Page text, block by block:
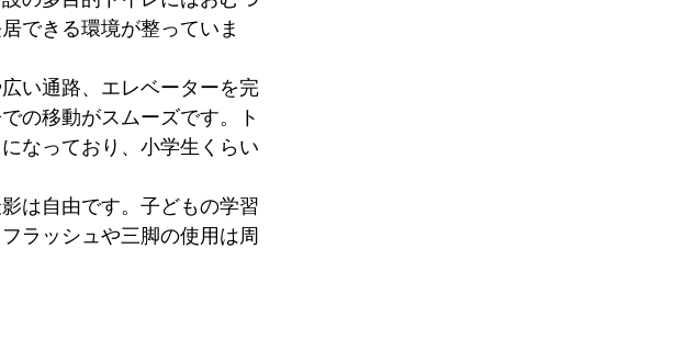
できる環境が整っていま
い通路、エレベーターを完
の移動がスムーズです。ト
なっており、小学生くらい
は自由です。子どもの学習
ラッシュや三脚の使用は周